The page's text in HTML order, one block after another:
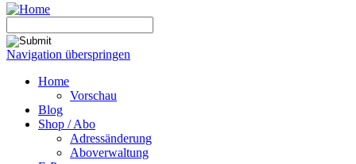
Navigation überspringen
Home
Vorschau
Blog
Shop / Abo
Adressänderung
Aboverwaltung